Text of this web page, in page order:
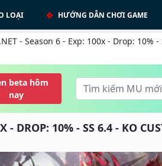
LOẠI HƯỚNG DẪN CHƠI GAME
- Season 6 - Exp: 100x - Drop: 10% -
beta hôm
nay
- DROP: 10% - SS 6.4 - KO